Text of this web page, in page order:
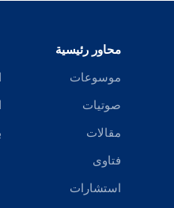
محاور رئيسية
موسوعات
صوتيات
مقالات
فتاوى
استشارات